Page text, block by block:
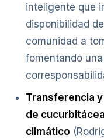
inteligente que
disponibilidad
comunidad a
fomentando
Transferencia
de
climático